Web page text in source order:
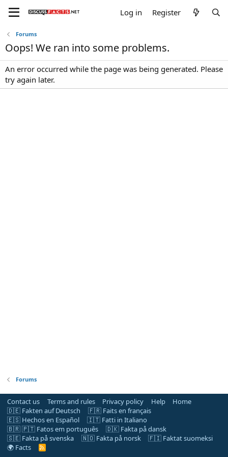
Log in Register
Forums
Oops! We ran into some problems.
An error occurred while the page was being generated. Please
try again later.
Forums
Contact us Terms and rules Privacy policy Help
Home
🇩🇪 Fakten auf Deutsch
🇫🇷 Faits en français
🇪🇸 Hechos en Español
🇮🇹 Fatti in Italiano
🇧🇷 🇵🇹 Fatos em português
🇩🇰 Fakta på dansk
🇸🇪 Fakta på svenska
🇳🇴 Fakta på norsk
🇫🇮 Faktat suomeksi
🌍 Facts
R